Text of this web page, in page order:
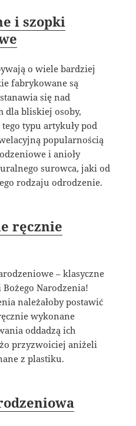
i szopki
o wiele bardziej
fabrykowane są
się nad
dla bliskiej osoby,
typu artykuły pod
popularnością
i anioły
surowca, jaki od
rodzaju odrodzenie.
ręcznie
– klasyczne
Narodzenia!
należałoby postawić
wykonane
oddadzą ich
przyzwoiciej aniżeli
z plastiku.